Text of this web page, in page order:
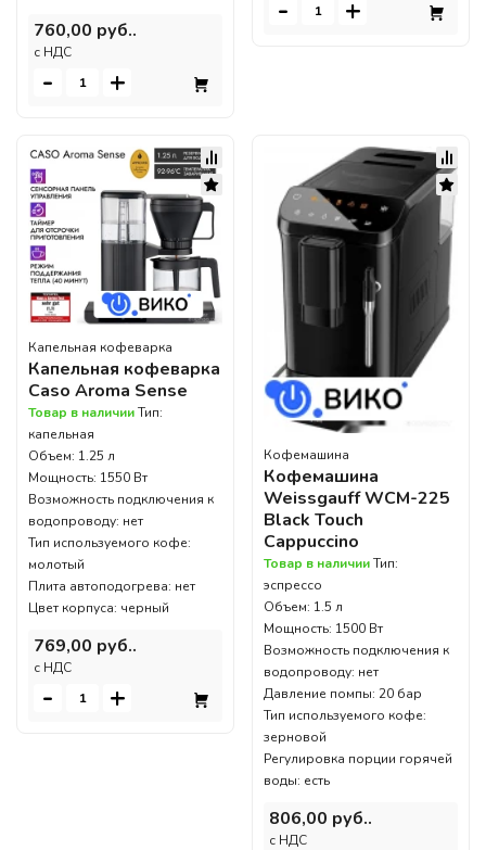
760,00 руб..
c НДС
- +
- +
Капельная кофеварка
Капельная кофеварка
Caso Aroma Sense
Товар в наличииТип:
капельная
Объем: 1.25 л
Мощность: 1550 Вт
Возможность подключения к
водопроводу: нет
Тип используемого кофе:
молотый
Плита автоподогрева: нет
Цвет корпуса: черный
769,00 руб..
c НДС
- +
Кофемашина
Кофемашина
Weissgauff WCM-225
Black Touch
Cappuccino
Товар в наличииТип:
эспрессо
Объем: 1.5 л
Мощность: 1500 Вт
Возможность подключения к
водопроводу: нет
Давление помпы: 20 бар
Тип используемого кофе:
зерновой
Регулировка порции горячей
воды: есть
806,00 руб..
c НДС